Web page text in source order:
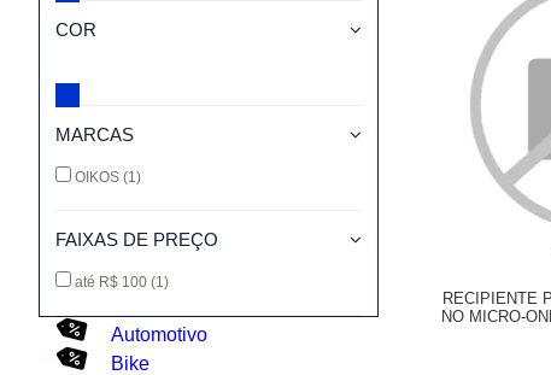
COR
MARCAS
OIKOS (1)
FAIXAS DE PREÇO
até R$ 100 (1)
Automotivo
Bike
RECIPIENTE
NO MICRO-